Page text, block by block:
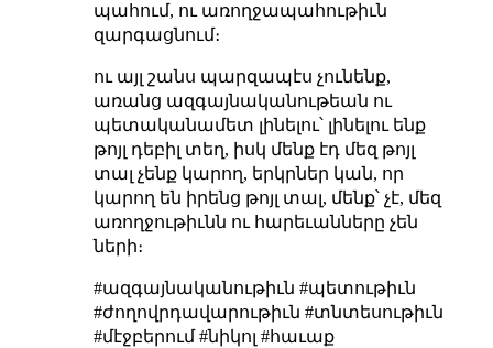
պահում, ու առողջապահութիւն
զարգացնում։
ու այլ շանս պարզապէս չունենք,
առանց ազգայնականութեան ու
պետականամետ լինելու՝ լինելու ենք
թոյլ դեբիլ տեղ, իսկ մենք էդ մեզ թոյլ
տալ չենք կարող, երկրներ կան, որ
կարող են իրենց թոյլ տալ, մենք՝ չէ, մեզ
առողջութիւնն ու հարեւանները չեն
ների։
#ազգայնականութիւն #պետութիւն
#ժողովրդավարութիւն #տնտեսութիւն
#մէջբերում #նիկոլ #հաւաք